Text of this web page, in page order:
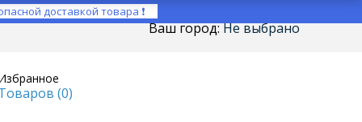
доставкой товара ❗
Ваш город:Не выбрано
(0)